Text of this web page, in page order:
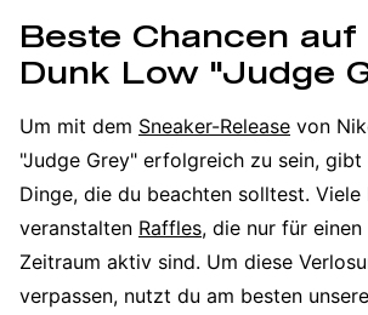
Beste Chancen auf
Dunk Low "Judge
Um mit dem Sneaker-Release von
"Judge Grey" erfolgreich zu sein, gibt
Dinge, die du beachten solltest. Viele
veranstalten Raffles, die nur für
Zeitraum aktiv sind. Um diese
verpassen, nutzt du am besten